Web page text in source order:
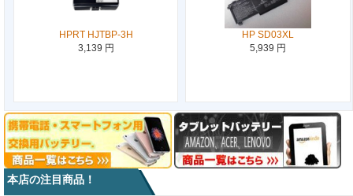
HPRT HJTBP-3H
3,139 円
HP SD03XL
5,939 円
本店の注目商品！